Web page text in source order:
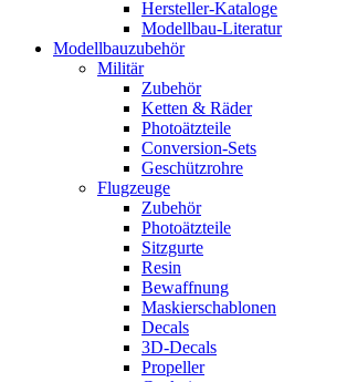
Hersteller-Kataloge
Modellbau-Literatur
Modellbauzubehör
Militär
Zubehör
Ketten & Räder
Photoätzteile
Conversion-Sets
Geschützrohre
Flugzeuge
Zubehör
Photoätzteile
Sitzgurte
Resin
Bewaffnung
Maskierschablonen
Decals
3D-Decals
Propeller